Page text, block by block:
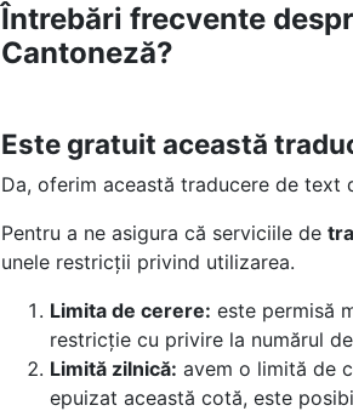
Întrebări frecvente
Cantoneză?
Este gratuit această
Da, oferim această traducere de text
Pentru a ne asigura că serviciile de
unele restricții privind utilizarea.
Limita de cerere: este permisă
restricție cu privire la numărul
Limită zilnică: avem o limită de
epuizat această cotă, este